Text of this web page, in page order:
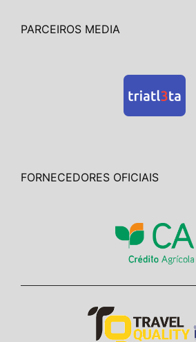
PARCEIROS MEDIA
FORNECEDORES OFICIAIS